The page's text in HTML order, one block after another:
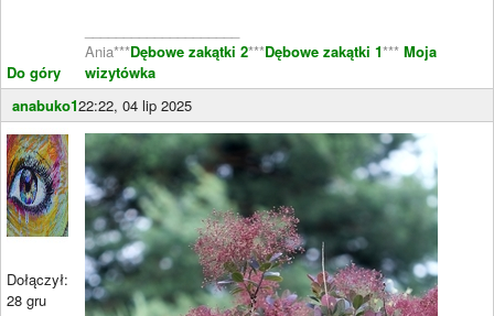
Do góry
Ania***Dębowe zakątki 2***Dębowe zakątki 1*** Moja
wizytówka
anabuko122:22, 04 lip 2025
Dołączył:
28 gru